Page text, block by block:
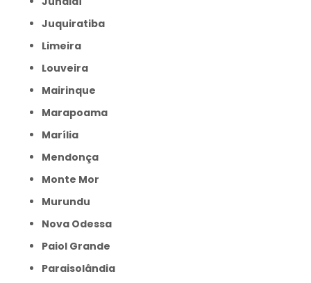
Juquiratiba
Limeira
Louveira
Mairinque
Marapoama
Marília
Mendonça
Monte Mor
Murundu
Nova Odessa
Paiol Grande
Paraisolândia